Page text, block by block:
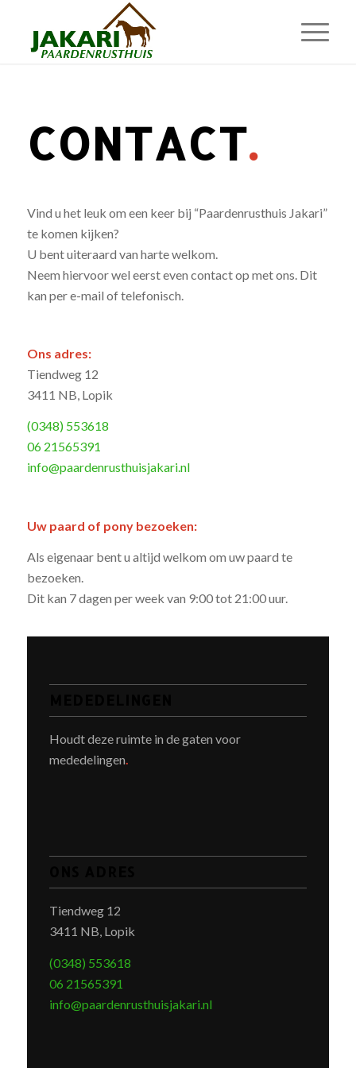
CONTACT.
Vind u het leuk om een keer bij “Paardenrusthuis Jakari”
te komen kijken?
U bent uiteraard van harte welkom.
Neem hiervoor wel eerst even contact op met ons. Dit
kan per e-mail of telefonisch.
Ons adres:
Tiendweg 12
3411 NB, Lopik
(0348) 553618
06 21565391
info@paardenrusthuisjakari.nl
Uw paard of pony bezoeken:
Als eigenaar bent u altijd welkom om uw paard te
bezoeken.
Dit kan 7 dagen per week van 9:00 tot 21:00 uur.
Houdt deze ruimte in de gaten voor
mededelingen
Tiendweg 12
3411 NB, Lopik
(0348) 553618
06 21565391
info@paardenrusthuisjakari.nl